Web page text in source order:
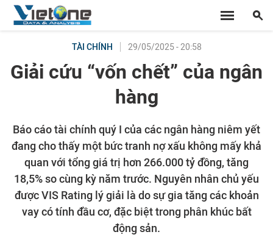
TÀI CHÍNH 29/05/2025 - 20:58
Giải cứu “vốn chết” của ngân
hàng
Báo cáo tài chính quý I của các ngân hàng niêm yết
đang cho thấy một bức tranh nợ xấu không mấy khả
quan với tổng giá trị hơn 266.000 tỷ đồng, tăng
18,5% so cùng kỳ năm trước. Nguyên nhân chủ yếu
được VIS Rating lý giải là do sự gia tăng các khoản
vay có tính đầu cơ, đặc biệt trong phân khúc bất
động sản.